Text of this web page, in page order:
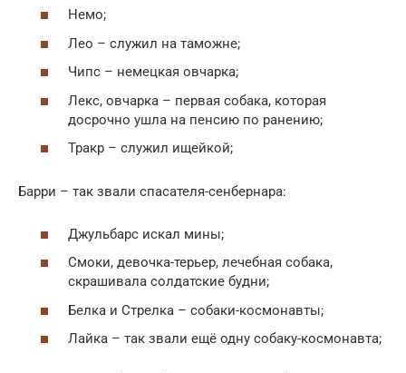
Немо;
Лео – служил на таможне;
Чипс – немецкая овчарка;
Лекс, овчарка – первая собака, которая
досрочно ушла на пенсию по ранению;
Тракр – служил ищейкой;
Барри – так звали спасателя-сенбернара:
Джульбарс искал мины;
Смоки, девочка-терьер, лечебная собака,
скрашивала солдатские будни;
Белка и Стрелка – собаки-космонавты;
Лайка – так звали ещё одну собаку-космонавта;